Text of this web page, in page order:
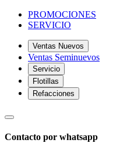
PROMOCIONES
SERVICIO
Ventas Nuevos
Ventas Seminuevos
Servicio
Flotillas
Refacciones
Contacto por whatsapp